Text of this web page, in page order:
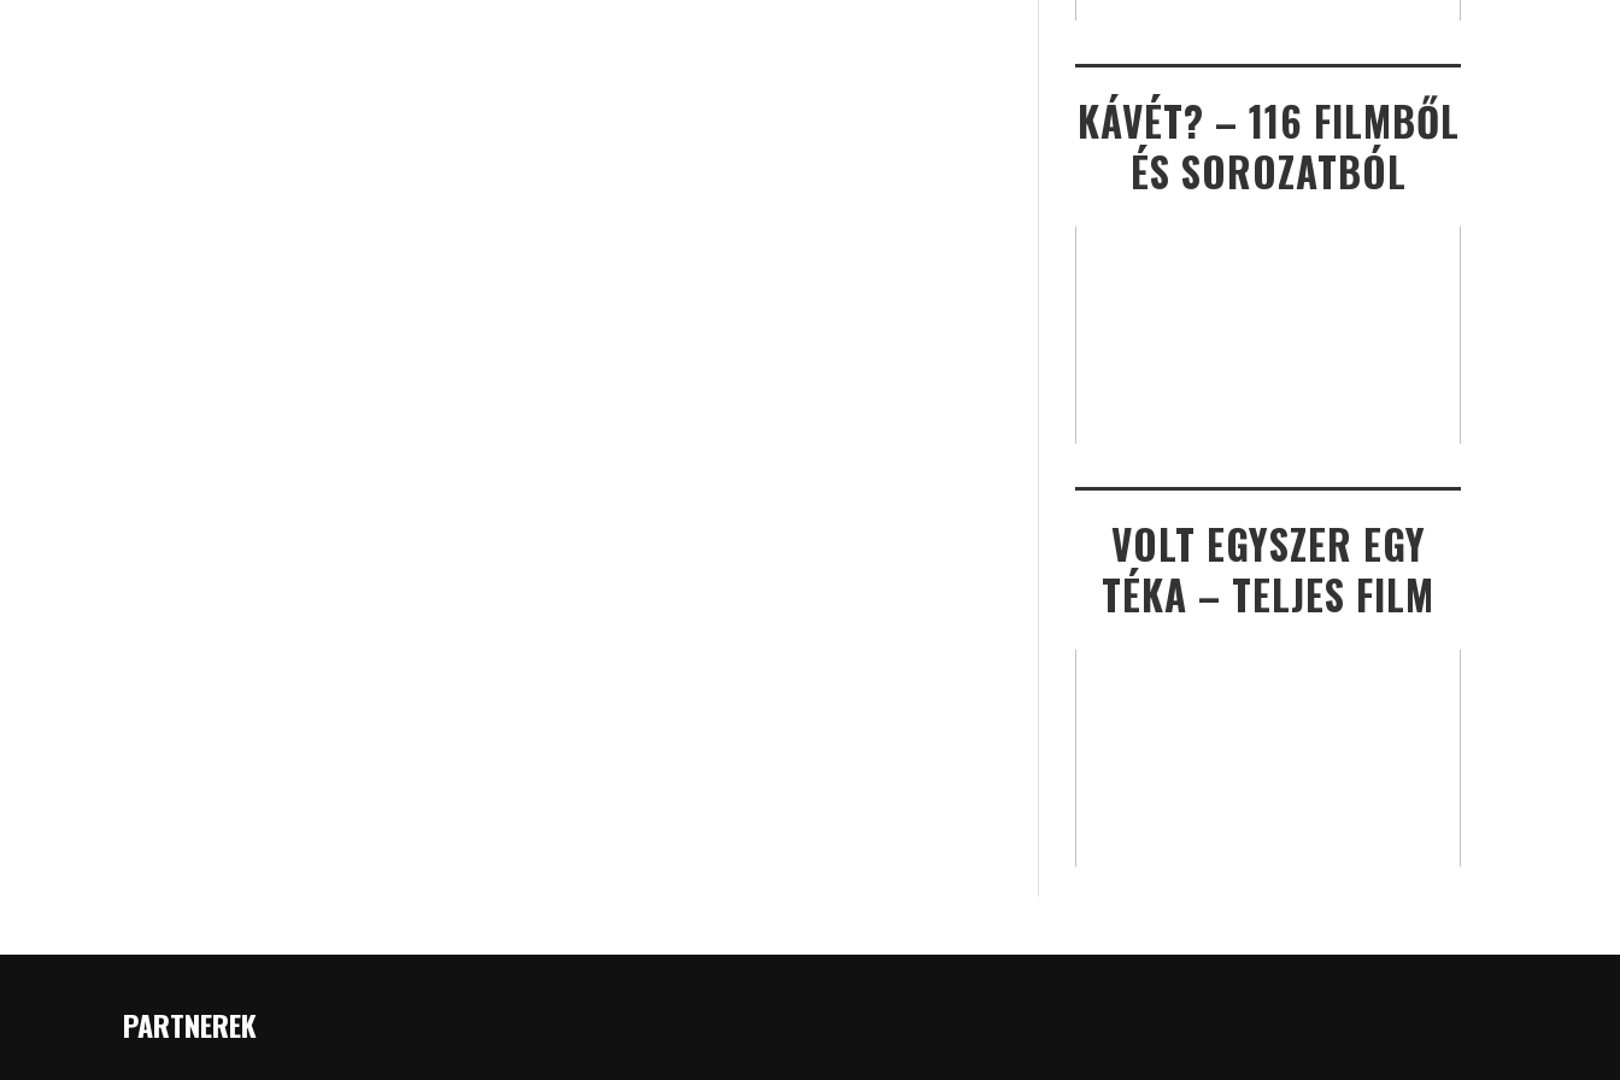
KÁVÉT? – 116 FILMBŐL
ÉS SOROZATBÓL
VOLT EGYSZER EGY
TÉKA – TELJES FILM
PARTNEREK